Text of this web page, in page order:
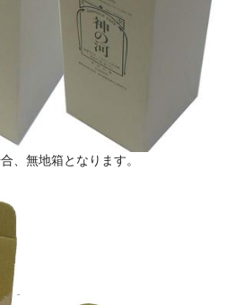
、無地箱となります。